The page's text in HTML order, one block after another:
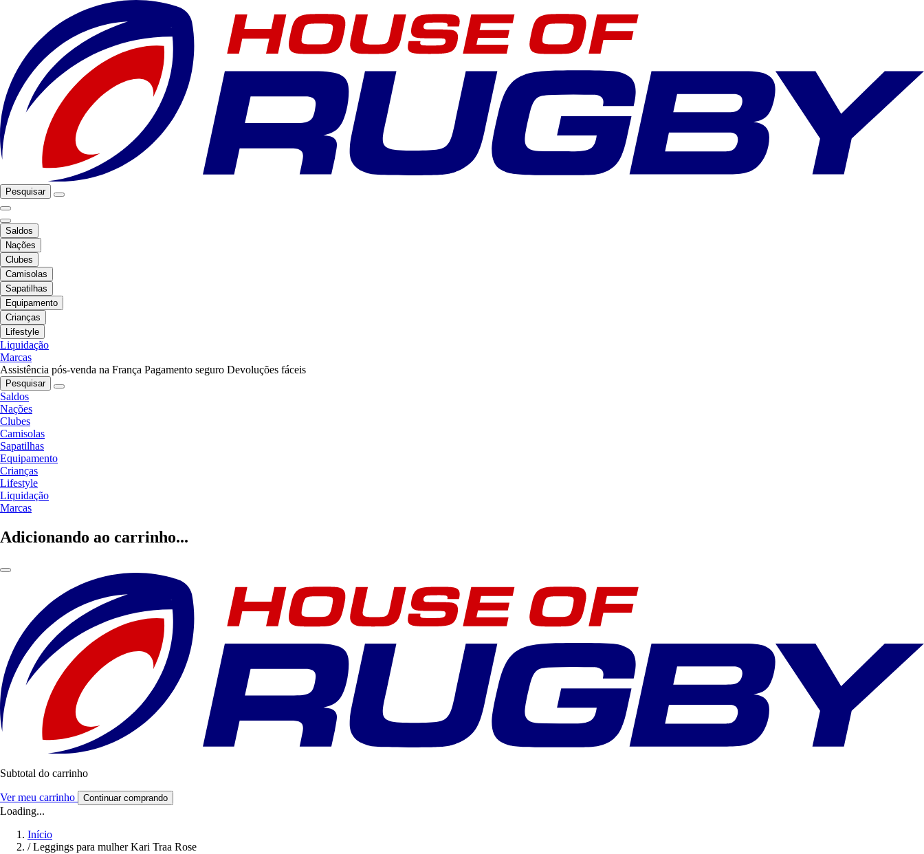
Pesquisar
Saldos
Nações
Clubes
Camisolas
Sapatilhas
Equipamento
Crianças
Lifestyle
Liquidação
Marcas
Assistência pós-venda na França Pagamento seguro Devoluções fáceis
Pesquisar
Saldos
Nações
Clubes
Camisolas
Sapatilhas
Equipamento
Crianças
Lifestyle
Liquidação
Marcas
Adicionando ao carrinho...
Subtotal do carrinho
Ver meu carrinho Continuar comprando
Loading...
Início
/ Leggings para mulher Kari Traa Rose